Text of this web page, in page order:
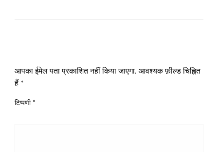
आपका ईमेल पता प्रकाशित नहीं किया जाएगा. आवश्यक फ़ील्ड चिह्नित
हैं *
टिप्पणी *